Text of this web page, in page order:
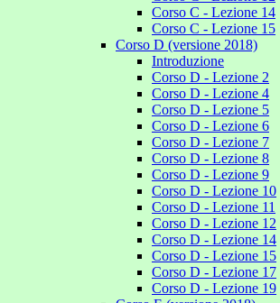
Corso C - Lezione 14
Corso C - Lezione 15
Corso D (versione 2018)
Introduzione
Corso D - Lezione 2
Corso D - Lezione 4
Corso D - Lezione 5
Corso D - Lezione 6
Corso D - Lezione 7
Corso D - Lezione 8
Corso D - Lezione 9
Corso D - Lezione 10
Corso D - Lezione 11
Corso D - Lezione 12
Corso D - Lezione 14
Corso D - Lezione 15
Corso D - Lezione 17
Corso D - Lezione 19